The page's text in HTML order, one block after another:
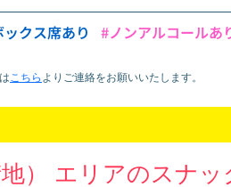
クス席あり #ノンアルコールあ
こちら より ご連絡をお願いいたします。
） エリアのスナッ